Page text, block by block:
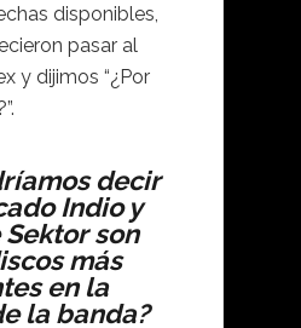
disponibles,
pasar al
y dijimos “¿Por
decir
Indio y
son
más
en la
la banda?